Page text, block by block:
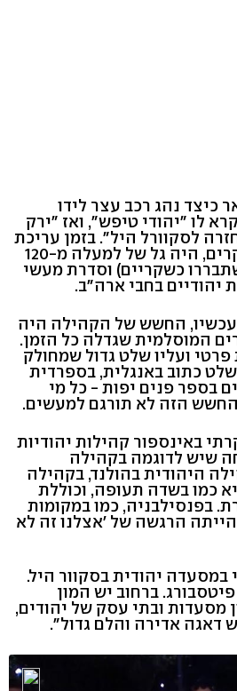
כיצד נהג רכב עצר לידו
לו "יהודי טיפש", ואז "ירק
לסקוורל היל". בזמן עריכת
המחקר, מציינים החוקרים, היה גל של למעלה מ-120
כשקריים) וסדרת מעשי
יהודיים בחבי ארה"ב.
החשש של הקהילה היה
המוסלמית שגדלה כל הזמן.
ועליו שלט גדול שמחולק
כתוב באנגלית, בספרדית
בספר פנים יפות - כל מי
הזה לא תורגם למעשים.
באינספור קהילות יהודיות
שיש לדוגמה בקהילה
היהודית בהולנד, בקהילה
כמו בשדה תעופה, וכוללת
בפנסילבניה, כמו במקומות
הרגשה של 'אצלנו זה לא
במסעדה יהודית בסקוור היל.
ברחוב יש המון
מסעדות ובתי עסק של יהודים,
דאגה אדירה והלם גדול".